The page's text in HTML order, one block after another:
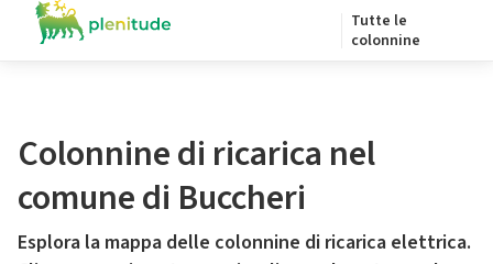
Tutte le
colonnine
Colonnine di ricarica nel
comune di Buccheri
Esplora la mappa delle colonnine di ricarica elettrica.